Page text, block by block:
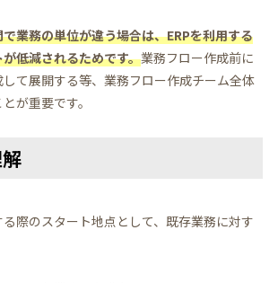
業務の単位が違う場合は、ERPを利用する
低減されるためです。業務フロー作成前に
て展開する等、業務フロー作成チーム全体
が重要です。
際のスタート地点として、既存業務に対す